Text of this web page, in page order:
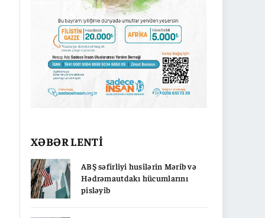
XƏBƏR LENTİ
ABŞ səfirliyi husilərin Mərib və
Hədrəmautdakı hücumlarını
pisləyib